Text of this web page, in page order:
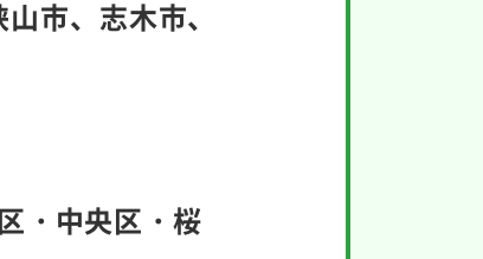
市、志木市、
・中央区・桜